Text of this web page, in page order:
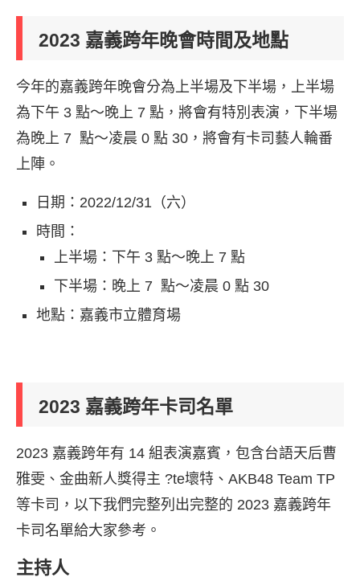
2023 嘉義跨年晚會時間及地點
今年的嘉義跨年晚會分為上半場及下半場，上半場
為下午 3 點～晚上 7 點，將會有特別表演，下半場
為晚上 7 點～凌晨 0 點 30，將會有卡司藝人輪番
上陣。
日期：2022/12/31（六）
時間：
上半場：下午 3 點～晚上 7 點
下半場：晚上 7 點～凌晨 0 點 30
地點：嘉義市立體育場
2023 嘉義跨年卡司名單
2023 嘉義跨年有 14 組表演嘉賓，包含台語天后曹
雅雯、金曲新人獎得主 ?te壞特、AKB48 Team TP
等卡司，以下我們完整列出完整的 2023 嘉義跨年
卡司名單給大家參考。
主持人